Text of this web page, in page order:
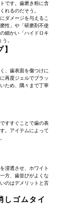
です。歯磨き粉に含
れるのだそう。
ダメージを与えるこ
性」や「研磨剤不使
細かい「ハイドロキ
。
、歯表面を傷つけに
再度ジェルでブラッ
ため、隅々まで丁寧
すすぐことで歯の表
。アイテムによって
浸透させ、ホワイト
方、歯並びがよくな
のはデメリットと言
しゴムタイ